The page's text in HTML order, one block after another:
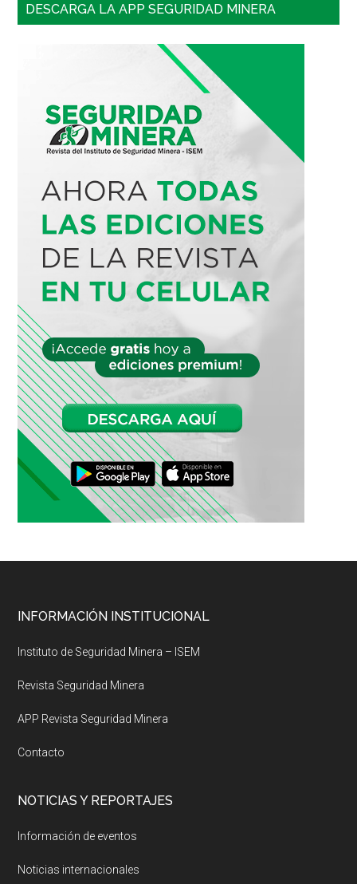
DESCARGA LA APP SEGURIDAD MINERA
Footer
INFORMACIÓN INSTITUCIONAL
Instituto de Seguridad Minera – ISEM
Revista Seguridad Minera
APP Revista Seguridad Minera
Contacto
NOTICIAS Y REPORTAJES
Información de eventos
Noticias internacionales